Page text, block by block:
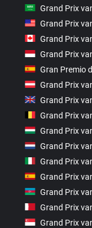
Grand Prix
Grand Prix
Grand Prix
Grand Prix
Gran Premio
Grand Prix
Grand Prix
Grand Prix
Grand Prix
Grand Prix
Grand Prix
Grand Prix
Grand Prix
Grand Prix
Grand Prix